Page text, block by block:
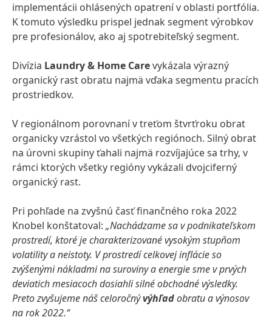
implementácii ohlásených opatrení v oblasti portfólia.
K tomuto výsledku prispel jednak segment výrobkov
pre profesionálov, ako aj spotrebiteľský segment.
Divízia Laundry & Home Carevykázala výrazný
organický rast obratu najmä vďaka segmentu pracích
prostriedkov.
V regionálnom porovnaní v treťom štvrťroku obrat
organicky vzrástol vo všetkých regiónoch. Silný obrat
na úrovni skupiny ťahali najmä rozvíjajúce sa trhy, v
rámci ktorých všetky regióny vykázali dvojciferný
organický rast.
Pri pohľade na zvyšnú časť finančného roka 2022
Knobel konštatoval: „Nachádzame sa v podnikateľskom
prostredí, ktoré je charakterizované vysokým stupňom
volatility a neistoty. V prostredí celkovej inflácie so
zvýšenými nákladmi na suroviny a energie sme v prvých
deviatich mesiacoch dosiahli silné obchodné výsledky.
Preto zvyšujeme náš celoročnývýhľadobratu a výnosov
na rok 2022.“